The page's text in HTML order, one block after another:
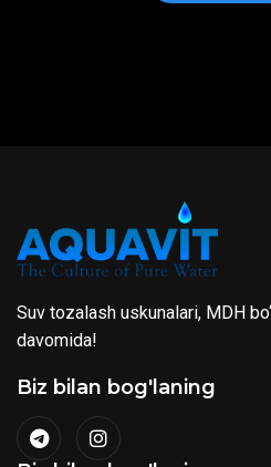
Suv tozalash uskunalari, MDH
davomida!
Biz bilan bog'laning